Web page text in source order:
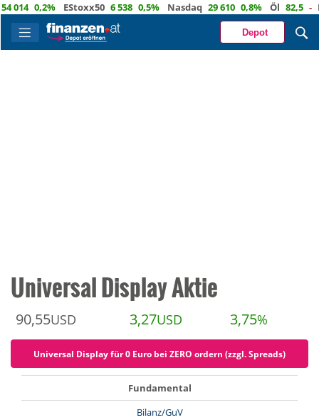
0,2% EStoxx50 6 538 0,5% Nasdaq 29 610 0,8% Öl 82,5 -
Depot
Universal Display Aktie
90,55USD 3,27USD 3,75%
Universal Display für 0 Euro bei ZERO ordern (zzgl. Spreads)
Fundamental
Bilanz/GuV